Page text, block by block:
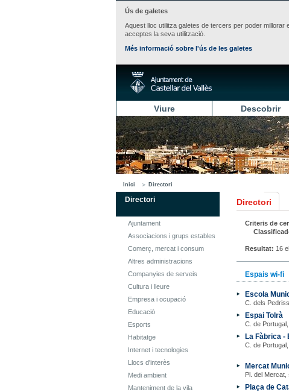
Ús de galetes
Aquest lloc utilitza galetes de tercers per poder
acceptes la seva utilització.
Més informació sobre l'ús de les galetes
Viure Descobrir
Inici Directori
Directori
Ajuntament
Associacions i grups estables
Comerç, mercat i consum
Altres administracions
Companyies de serveis
Cultura i lleure
Empresa i ocupació
Educació
Esports
Habitatge
Internet i tecnologies
Llocs d'interès
Medi ambient
Manteniment de la vila
Directori
Criteris de
Resultat: 16
Espais wi-fi
Escola
C. dels
Espai Tolrà
C. de
La Fàbrica -
C. de
Mercat
Pl. del Mercat,
Plaça de